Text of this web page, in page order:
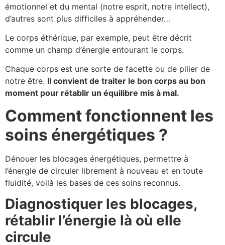
émotionnel et du mental (notre esprit, notre intellect),
d’autres sont plus difficiles à appréhender…
Le corps éthérique, par exemple, peut être décrit
comme un champ d’énergie entourant le corps.
Chaque corps est une sorte de facette ou de pilier de
notre être. Il convient de traiter le bon corps au bon
moment pour rétablir un équilibre mis à mal.
Comment fonctionnent les
soins énergétiques ?
Dénouer les blocages énergétiques, permettre à
l’énergie de circuler librement à nouveau et en toute
fluidité, voilà les bases de ces soins reconnus.
Diagnostiquer les blocages,
rétablir l’énergie là où elle
circule